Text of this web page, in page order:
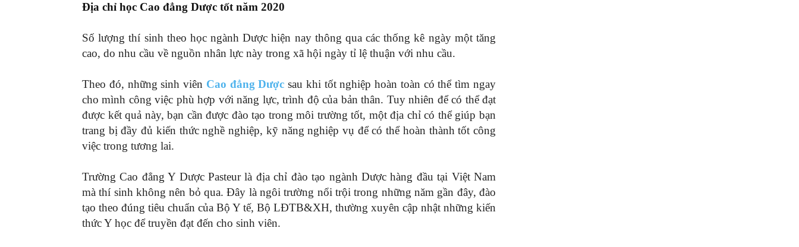
Địa chỉ học Cao đẳng Dược tốt năm 2020
Số lượng thí sinh theo học ngành Dược hiện nay thông qua các thống kê ngày một tăng
cao, do nhu cầu về nguồn nhân lực này trong xã hội ngày tỉ lệ thuận với nhu cầu.
Theo đó, những sinh viên Cao đẳng Dược sau khi tốt nghiệp hoàn toàn có thể tìm ngay
cho mình công việc phù hợp với năng lực, trình độ của bản thân. Tuy nhiên để có thể đạt
được kết quả này, bạn cần được đào tạo trong môi trường tốt, một địa chỉ có thể giúp bạn
trang bị đầy đủ kiến thức nghề nghiệp, kỹ năng nghiệp vụ để có thể hoàn thành tốt công
việc trong tương lai.
Trường Cao đẳng Y Dược Pasteur là địa chỉ đào tạo ngành Dược hàng đầu tại Việt Nam
mà thí sinh không nên bỏ qua. Đây là ngôi trường nổi trội trong những năm gần đây, đào
tạo theo đúng tiêu chuẩn của Bộ Y tế, Bộ LĐTB&XH, thường xuyên cập nhật những kiến
thức Y học để truyền đạt đến cho sinh viên.